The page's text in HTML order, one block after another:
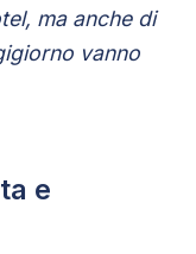
ma anche di
vanno
e